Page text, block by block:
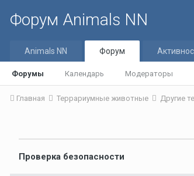
Форум Animals NN
Animals NN Форум
Форумы Календарь Модераторы
Главная Террариумные животные Другие
Проверка безопасности